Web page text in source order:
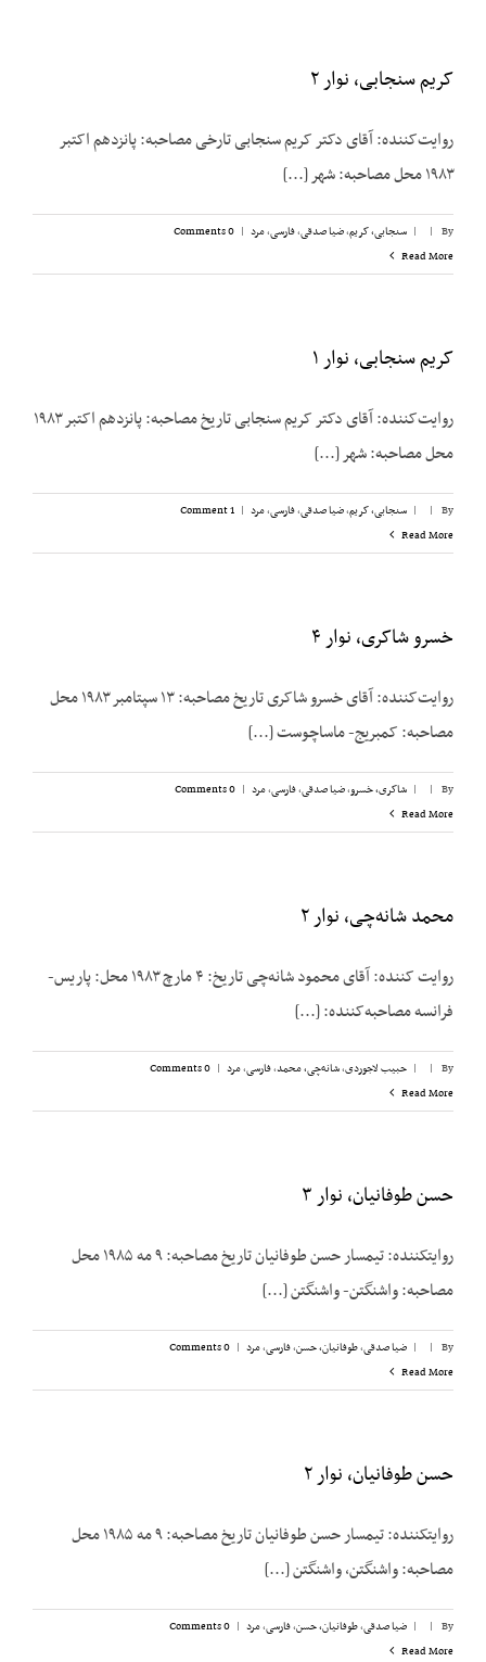
کریم سنجابی،‌ نوار ۲
روایت‌‌کننده: آقای دکتر کریم سنجابی تارخی مصاحبه: پانزدهم اکتبر
۱۹۸۳ محل مصاحبه: شهر [...]
By
|
| سنجابی، کریم,ضیا صدقی,فارسی,مرد |
0 Comments
Read More
کریم سنجابی، نوار ۱
روایت‌‌کننده: آقای دکتر کریم سنجابی تاریخ مصاحبه: پانزدهم اکتبر ۱۹۸۳
محل مصاحبه: شهر [...]
By
|
| سنجابی، کریم,ضیا صدقی,فارسی,مرد |
1 Comment
Read More
خسرو شاکری، نوار ۴
روایت‌کننده: آقای خسرو شاکری تاریخ مصاحبه: ۱۳ سپتامبر ۱۹۸۳ محل
مصاحبه: کمبریج- ماساچوست [...]
By
|
| شاکری، خسرو,ضیا صدقی,فارسی,مرد |
0 Comments
Read More
محمد شانه‌چی، نوار ۲
روایت کننده: آقای محمود شانه‌چی تاریخ: ۴ مارچ ۱۹۸۳ محل: پاریس-
فرانسه مصاحبه‌کننده: [...]
By
|
| حبیب لاجوردی,شانه‌چی، محمد,فارسی,مرد |
0 Comments
Read More
حسن طوفانیان، نوار ۳
روایت­کننده: تیمسار حسن طوفانیان تاریخ مصاحبه: ۹ مه ۱۹۸۵ محل
مصاحبه: واشنگتن- واشنگتن [...]
By
|
| ضیا صدقی,طوفانیان، حسن,فارسی,مرد |
0 Comments
Read More
حسن طوفانیان، نوار ۲
روایت­کننده: تیمسار حسن طوفانیان تاریخ مصاحبه: ۹ مه ۱۹۸۵ محل
مصاحبه: واشنگتن، واشنگتن [...]
By
|
| ضیا صدقی,طوفانیان، حسن,فارسی,مرد |
0 Comments
Read More